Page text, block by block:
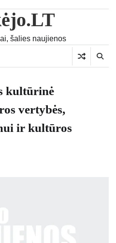
šalies naujienos
kultūrinė
vertybės,
ir kultūros